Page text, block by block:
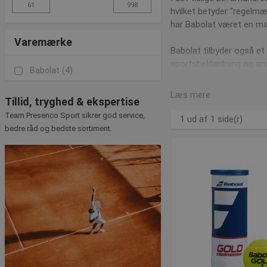
Varemærke
Babolat (4)
Tillid, tryghed & ekspertise
Team Presenco Sport sikrer god service,
bedre råd og bedste sortiment.
hvilket betyder
har Babolat været en
Babolat tilbyder også
sportsbeklædning og
Læs mere
1 ud af 1 side(r)